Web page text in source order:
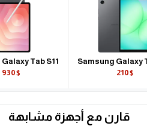
Samsung Galaxy
210$
Tab S11
930$
قارن مع أجهزة مشابهة